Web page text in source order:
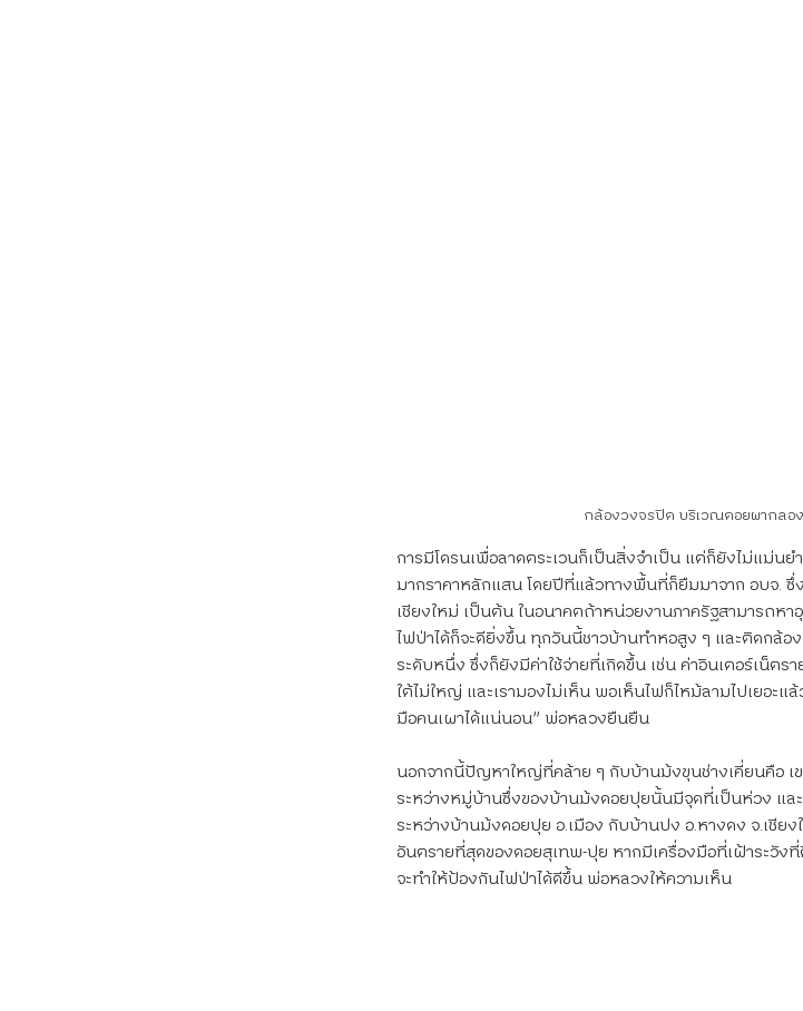
กล้องวงจรปิด บริเวณดอยผากลอง
การมีโดรนเพื่อลาดตระเวนก็เป็นสิ่งจำเป็น แต่ก็ยังไม่แม่
มากราคาหลักแสน โดยปีที่แล้วทางพื้นที่ก็ยืมมาจาก อบจ.
เชียงใหม่ เป็นต้น ในอนาคตถ้าหน่วยงานภาครัฐสามารถห
ไฟป่าได้ก็จะดียิ่งขึ้น ทุกวันนี้ชาวบ้านทำหอสูง ๆ และติดกล้อ
ระดับหนึ่ง ซึ่งก็ยังมีค่าใช้จ่ายที่เกิดขึ้น เช่น ค่าอินเตอร์เน็ต
ใต้ไม่ใหญ่ และเรามองไม่เห็น พอเห็นไฟก็ไหม้ลามไปเยอะแ
มือคนเผาได้แน่นอน” พ่อหลวงยืนยืน
นอกจากนี้ปัญหาใหญ่ที่คล้าย ๆ กับบ้านม้งขุนช่างเคี่ยนคือ
ระหว่างหมู่บ้านซึ่งของบ้านม้งดอยปุยนั้นมีจุดที่เป็นห่วง แล
ระหว่างบ้านม้งดอยปุย อ.เมือง กับบ้านปง อ.หางดง จ.เชีย
อันตรายที่สุดของดอยสุเทพ-ปุย หากมีเครื่องมือที่เฝ้าระวัง
จะทำให้ป้องกันไฟป่าได้ดีขึ้น พ่อหลวงให้ความเห็น